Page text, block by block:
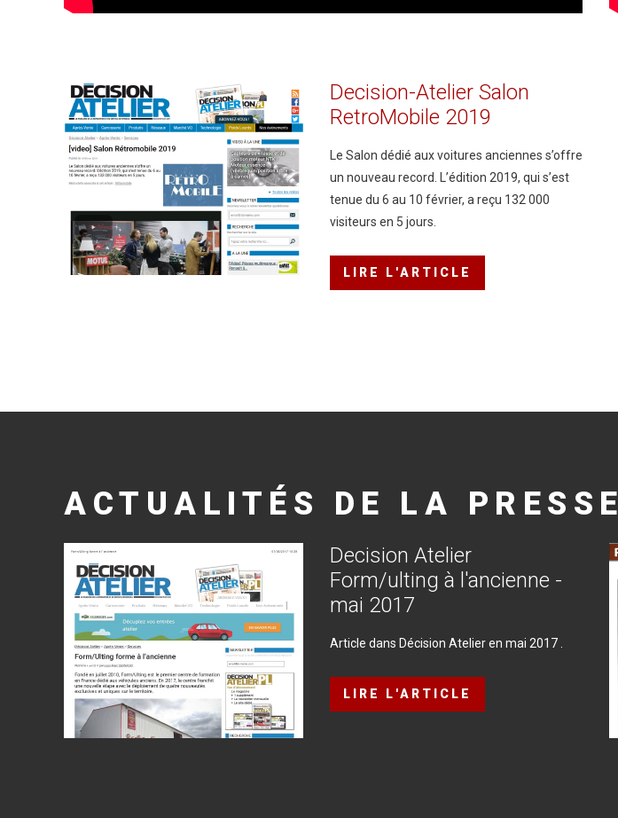
Decision-Atelier Salon
RetroMobile 2019
Le Salon dédié aux voitures anciennes s’offre
un nouveau record. L’édition 2019, qui s’est
tenue du 6 au 10 février, a reçu 132 000
visiteurs en 5 jours.
LIRE L'ARTICLE
ACTUALITÉS DE LA PRESSE
Decision Atelier
Form/ulting à l'ancienne -
mai 2017
Article dans Décision Atelier en mai 2017 .
LIRE L'ARTICLE